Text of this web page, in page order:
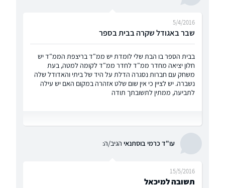
שבר באגודל שקרה בבית בספר
5/4/2016
בבית הספר בו הבת שלי לומדת יש ממ"ד בריצפת הממ"ד יש
חלון יציאה מחדר ממ"ד לחדר ממ"ד לקומה למטה, בעת
משחק עם חברות נסגרה הדלת על היד של ביתי והאדודל שלה
נשברה. יש לציין כי אין שום שלט אזהרה במקום האם יש עילה
לתביעה, ממתין לתשובתך תודה
עו"ד כרמי בוסתנאי הגיב/ה:
תשובה למיכאל
15/5/2016